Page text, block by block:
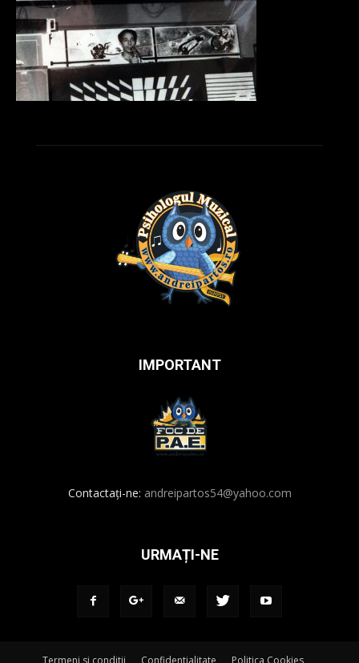
IMPORTANT
Contactați-ne: andreipartos54@yahoo.com
URMAȚI-NE
Termeni si conditii Confidentialitate Politica Cookies